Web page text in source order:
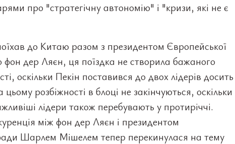
про "стратегічну автономію" і "кризи, які не є
до Китаю разом з президентом Європейської
фон дер Ляєн, ця поїздка не створила бажаного
оскільки Пекін поставився до двох лідерів досить
цьому розбіжності в блоці не закінчуються, оскільки
лідери також перебувають у протиріччі.
між фон дер Ляєн і президентом
Шарлем Мішелем тепер перекинулася на тему